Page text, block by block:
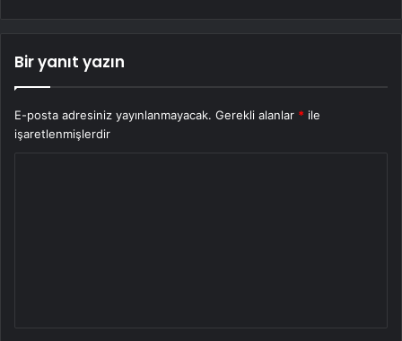
Bir yanıt yazın
E-posta adresiniz yayınlanmayacak. Gerekli alanlar * ile
işaretlenmişlerdir